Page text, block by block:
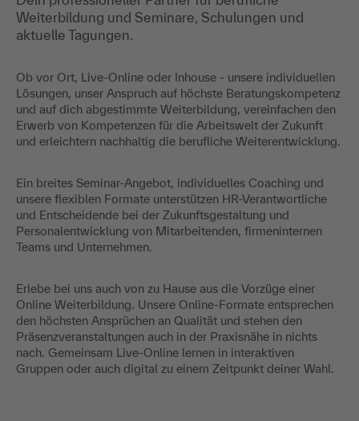
Weiterbildung und Seminare, Schulungen und
aktuelle Tagungen.
Ob vor Ort, Live-Online oder Inhouse - unsere individuellen
Lösungen, unser Anspruch auf höchste Beratungskompetenz
und auf dich abgestimmte Weiterbildung, vereinfachen den
Erwerb von Kompetenzen für die Arbeitswelt der Zukunft
und erleichtern nachhaltig die berufliche Weiterentwicklung.
Ein breites Seminar-Angebot, individuelles Coaching und
unsere flexiblen Formate unterstützen HR-Verantwortliche
und Entscheidende bei der Zukunftsgestaltung und
Personalentwicklung von Mitarbeitenden, firmeninternen
Teams und Unternehmen.
Erlebe bei uns auch von zu Hause aus die Vorzüge einer
Online Weiterbildung. Unsere Online-Formate entsprechen
den höchsten Ansprüchen an Qualität und stehen den
Präsenzveranstaltungen auch in der Praxisnähe in nichts
nach. Gemeinsam Live-Online lernen in interaktiven
Gruppen oder auch digital zu einem Zeitpunkt deiner Wahl.